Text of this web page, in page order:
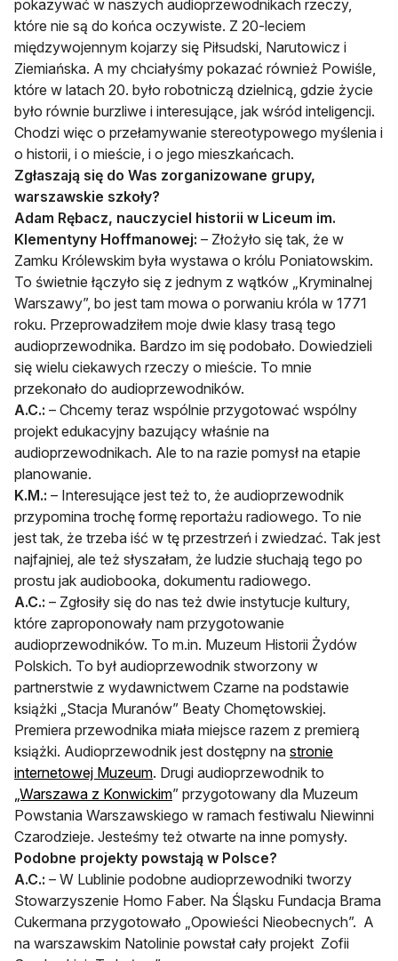
pokazywać w naszych audioprzewodnikach rzeczy,
które nie są do końca oczywiste. Z 20-leciem
międzywojennym kojarzy się Piłsudski, Narutowicz i
Ziemiańska. A my chciałyśmy pokazać również Powiśle,
które w latach 20. było robotniczą dzielnicą, gdzie życie
było równie burzliwe i interesujące, jak wśród inteligencji.
Chodzi więc o przełamywanie stereotypowego myślenia i
o historii, i o mieście, i o jego mieszkańcach.
Zgłaszają się do Was zorganizowane grupy,
warszawskie szkoły?
Adam Rębacz, nauczyciel historii w Liceum im.
Klementyny Hoffmanowej: – Złożyło się tak, że w
Zamku Królewskim była wystawa o królu Poniatowskim.
To świetnie łączyło się z jednym z wątków „Kryminalnej
Warszawy”, bo jest tam mowa o porwaniu króla w 1771
roku. Przeprowadziłem moje dwie klasy trasą tego
audioprzewodnika. Bardzo im się podobało. Dowiedzieli
się wielu ciekawych rzeczy o mieście. To mnie
przekonało do audioprzewodników.
A.C.: – Chcemy teraz wspólnie przygotować wspólny
projekt edukacyjny bazujący właśnie na
audioprzewodnikach. Ale to na razie pomysł na etapie
planowanie.
K.M.: – Interesujące jest też to, że audioprzewodnik
przypomina trochę formę reportażu radiowego. To nie
jest tak, że trzeba iść w tę przestrzeń i zwiedzać. Tak jest
najfajniej, ale też słyszałam, że ludzie słuchają tego po
prostu jak audiobooka, dokumentu radiowego.
A.C.: – Zgłosiły się do nas też dwie instytucje kultury,
które zaproponowały nam przygotowanie
audioprzewodników. To m.in. Muzeum Historii Żydów
Polskich. To był audioprzewodnik stworzony w
partnerstwie z wydawnictwem Czarne na podstawie
książki „Stacja Muranów” Beaty Chomętowskiej.
Premiera przewodnika miała miejsce razem z premierą
książki. Audioprzewodnik jest dostępny na stronie
internetowej Muzeum. Drugi audioprzewodnik to
„Warszawa z Konwickim” przygotowany dla Muzeum
Powstania Warszawskiego w ramach festiwalu Niewinni
Czarodzieje. Jesteśmy też otwarte na inne pomysły.
Podobne projekty powstają w Polsce?
A.C.: – W Lublinie podobne audioprzewodniki tworzy
Stowarzyszenie Homo Faber. Na Śląsku Fundacja Brama
Cukermana przygotowało „Opowieści Nieobecnych”. A
na warszawskim Natolinie powstał cały projekt Zofii